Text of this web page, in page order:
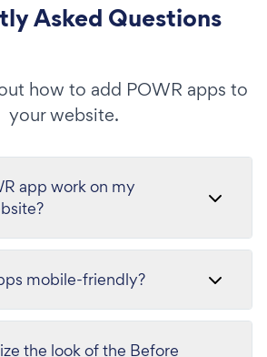
Asked Questions
how to add POWR apps to
your website.
app work on my
mobile-friendly?
the look of the Before